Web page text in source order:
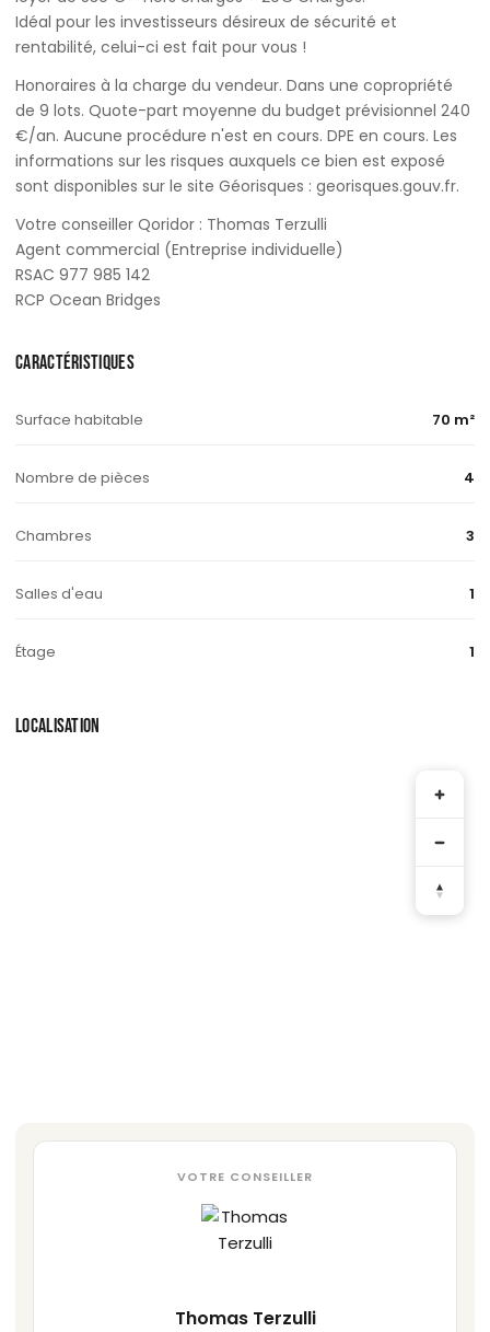
Idéal pour les investisseurs désireux de sécurité et
rentabilité, celui-ci est fait pour vous !
Honoraires à la charge du vendeur. Dans une copropriété
de 9 lots. Quote-part moyenne du budget prévisionnel 240
€/an. Aucune procédure n'est en cours. DPE en cours. Les
informations sur les risques auxquels ce bien est exposé
sont disponibles sur le site Géorisques : georisques.gouv.fr.
Votre conseiller Qoridor : Thomas Terzulli
Agent commercial (Entreprise individuelle)
RSAC 977 985 142
RCP Ocean Bridges
CARACTÉRISTIQUES
Surface habitable 70 m²
Nombre de pièces 4
Chambres 3
Salles d'eau 1
Étage 1
LOCALISATION
VOTRE CONSEILLER
Thomas Terzulli